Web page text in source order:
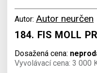
Autor: Autor neurčen
184. FIS MOLL
Dosažená cena:
Vyvolávací cena: 3 000